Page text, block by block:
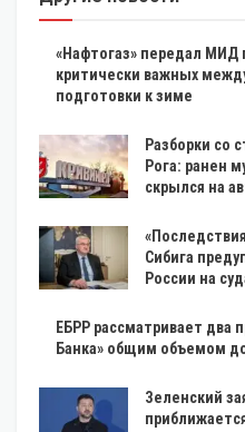
«Нафтогаз» передал МИД
критически важных
подготовки к зиме
Разборки со
Рога: ранен
скрылся на
Сибига
России на
ЕБРР рассматривает два
Банка» общим объемом
Зеленский